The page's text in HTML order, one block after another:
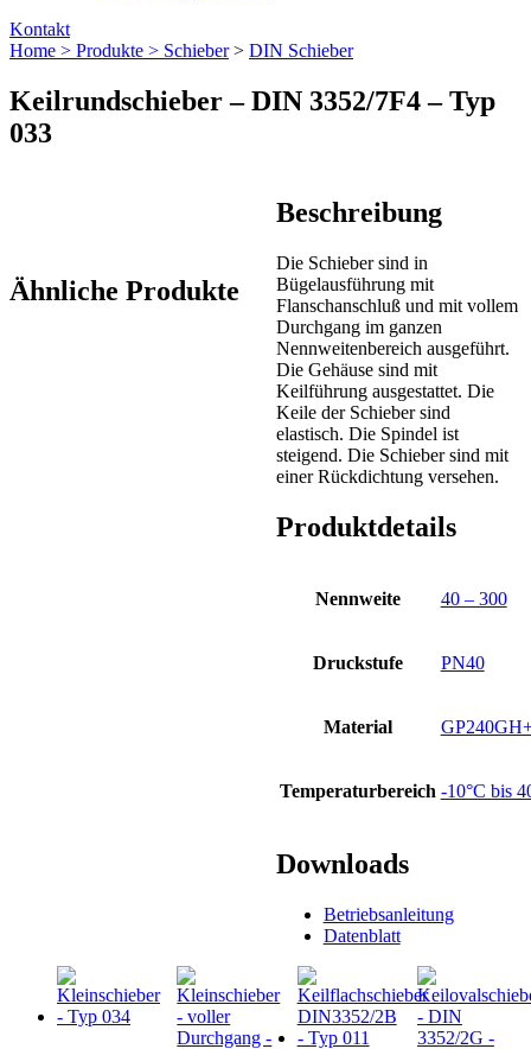
Kontakt
Home > Produkte > Schieber> DIN Schieber
Keilrundschieber – DIN 3352/7F4 – Typ
033
Beschreibung
Die Schieber sind in
Bügelausführung mit
Flanschanschluß und mit vollem
Durchgang im ganzen
Nennweitenbereich ausgeführt.
Die Gehäuse sind mit
Keilführung ausgestattet. Die
Keile der Schieber sind
elastisch. Die Spindel ist
steigend. Die Schieber sind mit
einer Rückdichtung versehen.
Produktdetails
Nennweite 40 – 300
Druckstufe PN40
Material
Temperaturbereich -10°C bis
Downloads
Betriebsanleitung
Datenblatt
Ähnliche Produkte